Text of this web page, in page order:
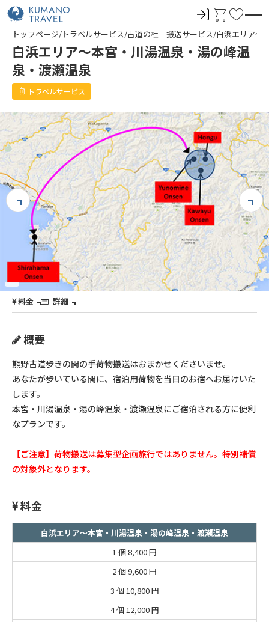
ロ
グ
イ
ン
カ
ー
ト
お
気
に
入
トップページ トラベルサービス 古道の杜 搬送サービス 白浜エリア～
白浜エリア～本宮・川湯温泉・湯の峰温
泉・渡瀬温泉
トラベルサービス
料金 詳細
概要
熊野古道歩きの間の手荷物搬送はおまかせくださいませ。
あなたが歩いている間に、宿泊用荷物を当日のお宿へお届けいた
します。
本宮・川湯温泉・湯の峰温泉・渡瀬温泉にご宿泊される方に便利
なプランです。
【ご注意】 荷物搬送は募集型企画旅行ではありません。特別補償
の対象外となります。
料金
白浜エリア～本宮・川湯温泉・湯の峰温泉・渡瀬温泉
1 個8,400 円
2 個9,600 円
3 個 10,800 円
4 個 12,000 円